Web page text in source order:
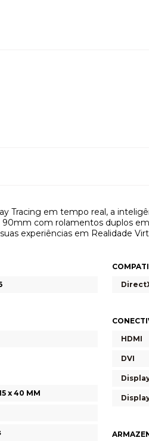
Tracing em tempo real, a
com rolamentos duplos
experiências em Realidade
x 40 MM
HDMI
DVI